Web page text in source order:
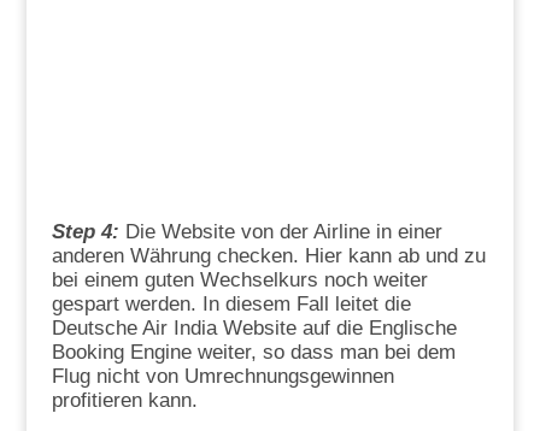
Step 4: Die Website von der Airline in einer
anderen Währung checken. Hier kann ab und zu
bei einem guten Wechselkurs noch weiter
gespart werden. In diesem Fall leitet die
Deutsche Air India Website auf die Englische
Booking Engine weiter, so dass man bei dem
Flug nicht von Umrechnungsgewinnen
profitieren kann.